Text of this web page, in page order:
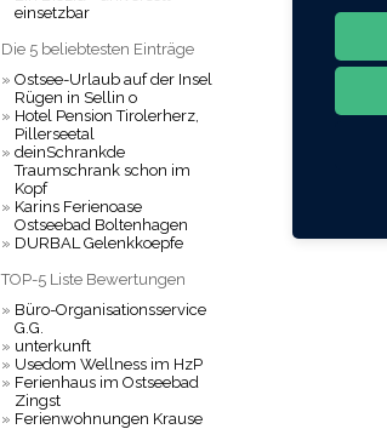
einsetzbar
Die 5 beliebtesten Einträge
» Ostsee-Urlaub auf der Insel
Rügen in Sellin o
» Hotel Pension Tirolerherz,
Pillerseetal
» deinSchrankde
Traumschrank schon im
Kopf
» Karins Ferienoase
Ostseebad Boltenhagen
» DURBAL Gelenkkoepfe
TOP-5 Liste Bewertungen
» Büro-Organisationsservice
G.G.
» unterkunft
» Usedom Wellness im HzP
» Ferienhaus im Ostseebad
Zingst
» Ferienwohnungen Krause